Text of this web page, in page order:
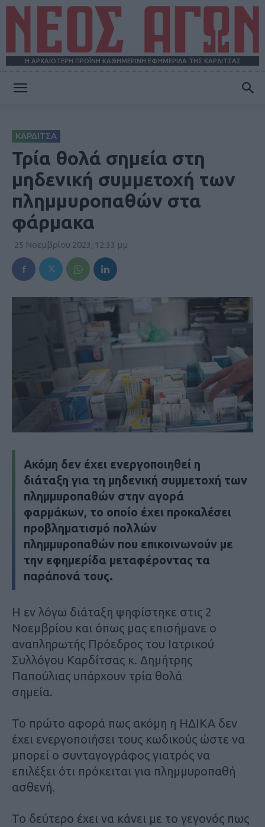
Η ΑΡΧΑΙΟΤΕΡΗ ΠΡΩΪΝΗ ΚΑΘΗΜΕΡΙΝΗ ΕΦΗΜΕΡΙΔΑ ΤΗΣ ΚΑΡΔΙΤΣΑΣ
ΚΑΡΔΙΤΣΑ
Τρία θολά σημεία στη
μηδενική συμμετοχή των
πλημμυροπαθών στα
φάρμακα
25 Νοεμβρίου 2023, 12:33 μμ
Ακόμη δεν έχει ενεργοποιηθεί η
διάταξη για τη μηδενική συμμετοχή των
πλημμυροπαθών στην αγορά
φαρμάκων, το οποίο έχει προκαλέσει
προβληματισμό πολλών
πλημμυροπαθών που επικοινωνούν με
την εφημερίδα μεταφέροντας τα
παράπονά τους.
Η εν λόγω διάταξη ψηφίστηκε στις 2
Νοεμβρίου και όπως μας επισήμανε ο
αναπληρωτής Πρόεδρος του Ιατρικού
Συλλόγου Καρδίτσας κ. Δημήτρης
Παπούλιας υπάρχουν τρία θολά
σημεία.
Το πρώτο αφορά πως ακόμη η ΗΔΙΚΑ δεν
έχει ενεργοποιήσει τους κωδικούς ώστε να
μπορεί ο συνταγογράφος γιατρός να
επιλέξει ότι πρόκειται για πλημμυροπαθή
ασθενή.
Το δεύτερο έχει να κάνει με το γεγονός πως